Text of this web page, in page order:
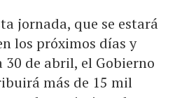
jornada, que se estará
los próximos días y
de abril, el Gobierno
más de 15 mil